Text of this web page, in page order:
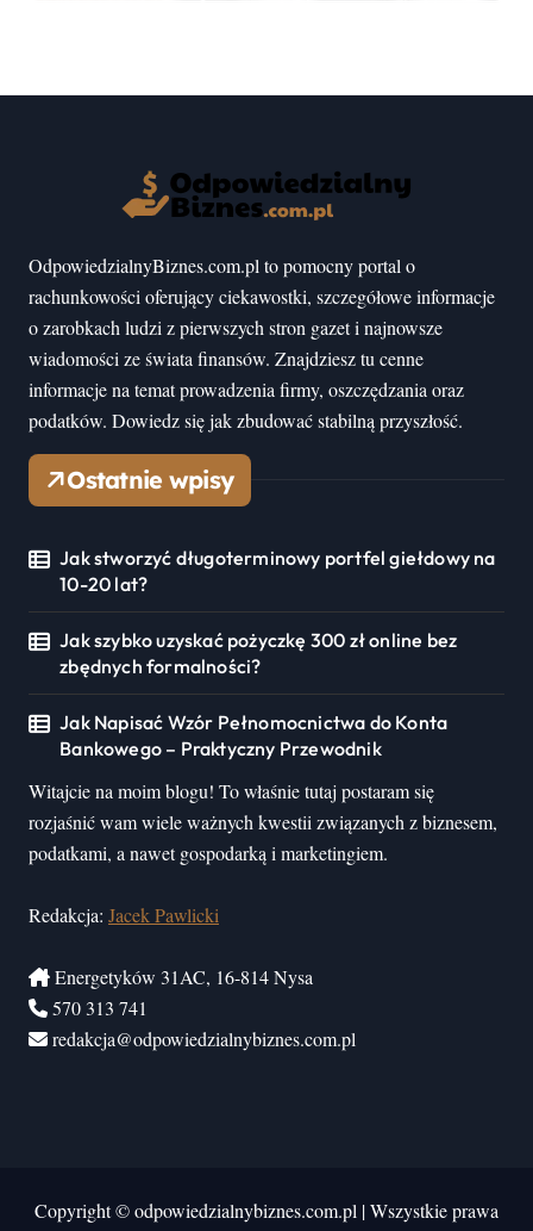
OdpowiedzialnyBiznes.com.pl to pomocny portal o
rachunkowości oferujący ciekawostki, szczegółowe informacje
o zarobkach ludzi z pierwszych stron gazet i najnowsze
wiadomości ze świata finansów. Znajdziesz tu cenne
informacje na temat prowadzenia firmy, oszczędzania oraz
podatków. Dowiedz się jak zbudować stabilną przyszłość.
Ostatnie wpisy
Jak stworzyć długoterminowy portfel giełdowy na
10-20 lat?
Jak szybko uzyskać pożyczkę 300 zł online bez
zbędnych formalności?
Jak Napisać Wzór Pełnomocnictwa do Konta
Bankowego – Praktyczny Przewodnik
Witajcie na moim blogu! To właśnie tutaj postaram się
rozjaśnić wam wiele ważnych kwestii związanych z biznesem,
podatkami, a nawet gospodarką i marketingiem.
Redakcja: Jacek Pawlicki
Energetyków 31AC, 16-814 Nysa
570 313 741
redakcja@odpowiedzialnybiznes.com.pl
Copyright © odpowiedzialnybiznes.com.pl |Wszystkie prawa